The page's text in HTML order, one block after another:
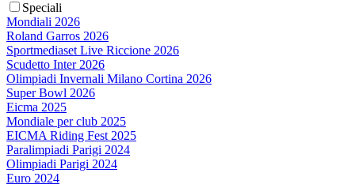
Speciali
Mondiali 2026
Roland Garros 2026
Sportmediaset Live Riccione 2026
Scudetto Inter 2026
Olimpiadi Invernali Milano Cortina 2026
Super Bowl 2026
Eicma 2025
Mondiale per club 2025
EICMA Riding Fest 2025
Paralimpiadi Parigi 2024
Olimpiadi Parigi 2024
Euro 2024